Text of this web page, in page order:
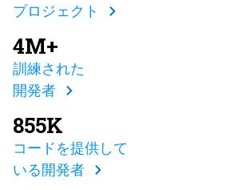
プロジェクト
4M+
訓練された
開発者
855K
コードを提供して
いる開発者